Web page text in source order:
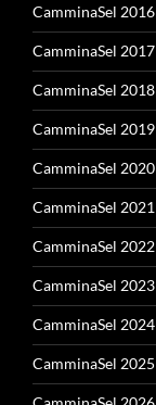
CamminaSel 2016
CamminaSel 2017
CamminaSel 2018
CamminaSel 2019
CamminaSel 2020
CamminaSel 2021
CamminaSel 2022
CamminaSel 2023
CamminaSel 2024
CamminaSel 2025